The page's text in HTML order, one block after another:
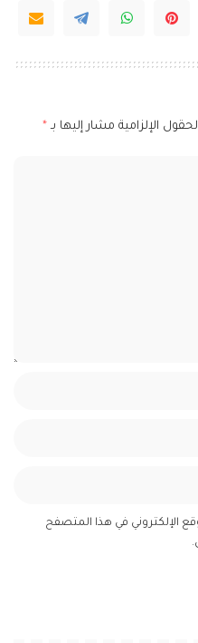
الإلزامية مشار إليها بـ *
الإلكتروني في هذا المتصفح